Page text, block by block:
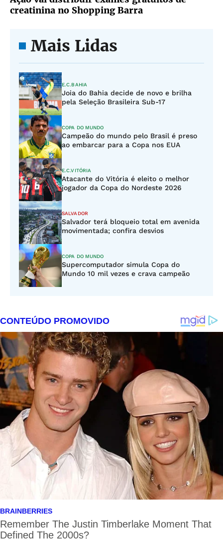
creatinina no Shopping Barra
Mais Lidas
E.C.BAHIA
Joia do Bahia decide de novo e brilha
pela Seleção Brasileira Sub-17
COPA DO MUNDO
Campeão do mundo pelo Brasil é preso
ao embarcar para a Copa nos EUA
E.C.VITÓRIA
Atacante do Vitória é eleito o melhor
jogador da Copa do Nordeste 2026
SALVADOR
Salvador terá bloqueio total em avenida
movimentada; confira desvios
COPA DO MUNDO
Supercomputador simula Copa do
Mundo 10 mil vezes e crava campeão